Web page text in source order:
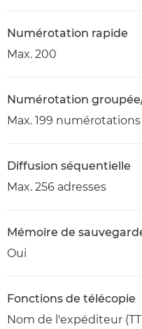
Numérotation rapide
Max. 200
Numérotation
Max. 199 numérotations
Diffusion séquentielle
Max. 256 adresses
Mémoire de
Oui
Fonctions de télécopie
Nom de l'expéditeur